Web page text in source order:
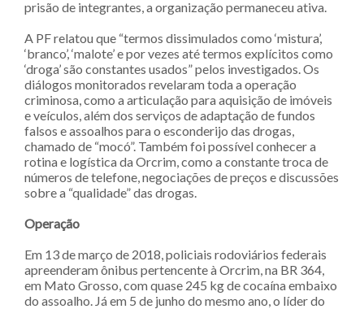
prisão de integrantes, a organização permaneceu ativa.
A PF relatou que “termos dissimulados como ‘mistura’,
‘branco’, ‘malote’ e por vezes até termos explícitos como
‘droga’ são constantes usados” pelos investigados. Os
diálogos monitorados revelaram toda a operação
criminosa, como a articulação para aquisição de imóveis
e veículos, além dos serviços de adaptação de fundos
falsos e assoalhos para o esconderijo das drogas,
chamado de “mocó”. Também foi possível conhecer a
rotina e logística da Orcrim, como a constante troca de
números de telefone, negociações de preços e discussões
sobre a “qualidade” das drogas.
Operação
Em 13 de março de 2018, policiais rodoviários federais
apreenderam ônibus pertencente à Orcrim, na BR 364,
em Mato Grosso, com quase 245 kg de cocaína embaixo
do assoalho. Já em 5 de junho do mesmo ano, o líder do